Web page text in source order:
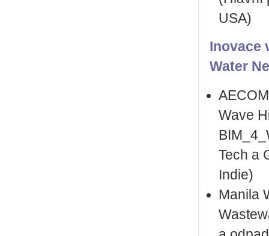
USA)
Inovace
Water
Wave
Tech a
Indie)
Manila